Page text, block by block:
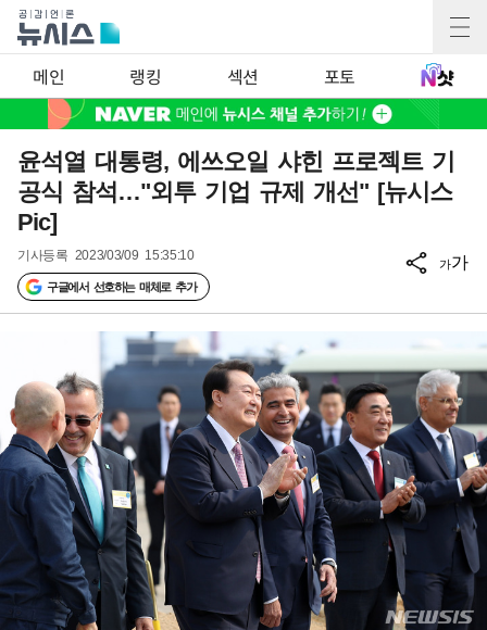
메인 랭킹 섹션 포토
윤석열 대통령, 에쓰오일 샤힌 프로젝트 기
공식 참석…"외투 기업 규제 개선" [뉴시스
Pic]
기사등록 2023/03/09 15:35:10
구글에서 선호하는 매체로 추가
가가